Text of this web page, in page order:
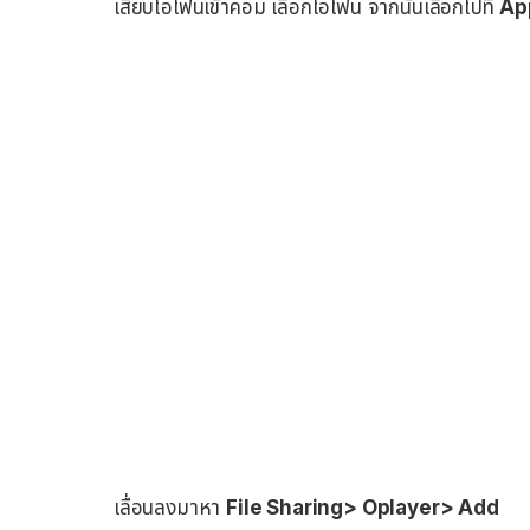
เสียบไอโฟนเข้าคอม เลือกไอโฟน จากนั้นเลือกไปที่
เลื่อนลงมาหา File Sharing> Oplayer> Add